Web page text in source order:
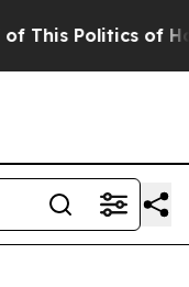
Politics of